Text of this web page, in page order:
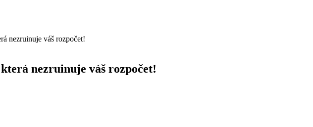
nezruinuje váš rozpočet!
nezruinuje váš rozpočet!